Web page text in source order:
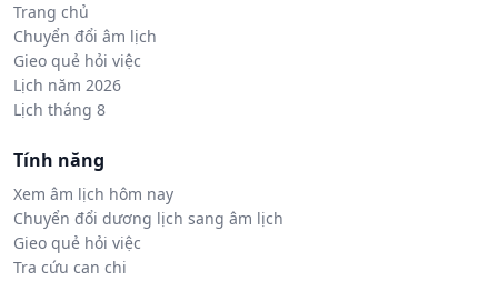
Trang chủ
Chuyển đổi âm lịch
Gieo quẻ hỏi việc
Lịch năm 2026
Lịch tháng 8
Tính năng
Xem âm lịch hôm nay
Chuyển đổi dương lịch sang âm lịch
Gieo quẻ hỏi việc
Tra cứu can chi